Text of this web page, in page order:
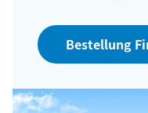
Bestellung